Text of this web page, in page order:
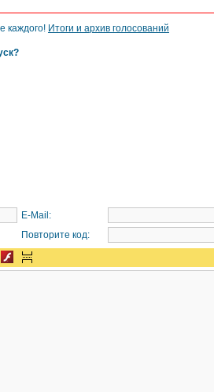
каждого! Итоги и архив голосований
E-Mail:
Повторите код: